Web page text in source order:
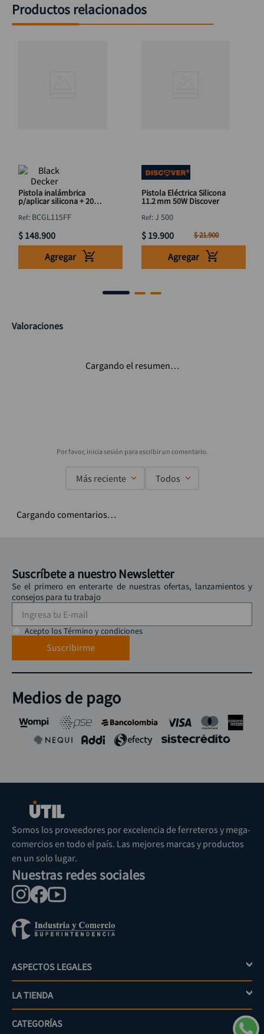
Productos relacionados
Pistola inalámbrica
p/aplicar silicona + 20
: BCGL115FF
$ 148.900
Agregar
Pistola Eléctrica Silicona
11.2 mm 50W Discover
:J 500
$ 19.900 $21.900
Agregar
Valoraciones
Cargando el resumen…
Más reciente Todos
Cargando comentarios…
Suscríbete a nuestro Newsletter
Se el primero en enterarte de nuestras ofertas, lanzamientos y
consejos para tu trabajo
Acepto los Término y condiciones
Suscribirme
Medios de pago
Somos los proveedores por excelencia de ferreteros y mega-
comercios en todo el país. Las mejores marcas y productos
en un solo lugar.
Nuestras redes sociales
ASPECTOS LEGALES +
Política de tratamiento de datos personales
Términos y condiciones
LA TIENDA +
Mi cuenta
CATEGORÍAS